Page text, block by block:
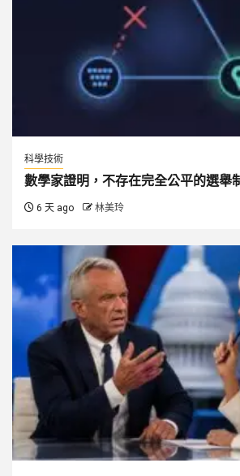
科學技術
數學家證明，不存在完全公平的選舉
6 天 ago 林美玲